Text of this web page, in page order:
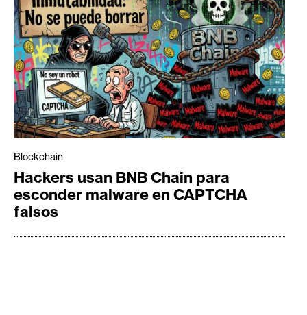
Blockchain
Hackers usan BNB Chain para
esconder malware en CAPTCHA
falsos